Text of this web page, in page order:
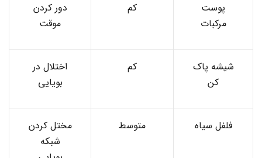
پوست
مرکبات
کم
دور کردن
موقت
شیشه پاک
کن
کم
اختلال در
بویایی
فلفل سیاه متوسط
مختل کردن
شبکه